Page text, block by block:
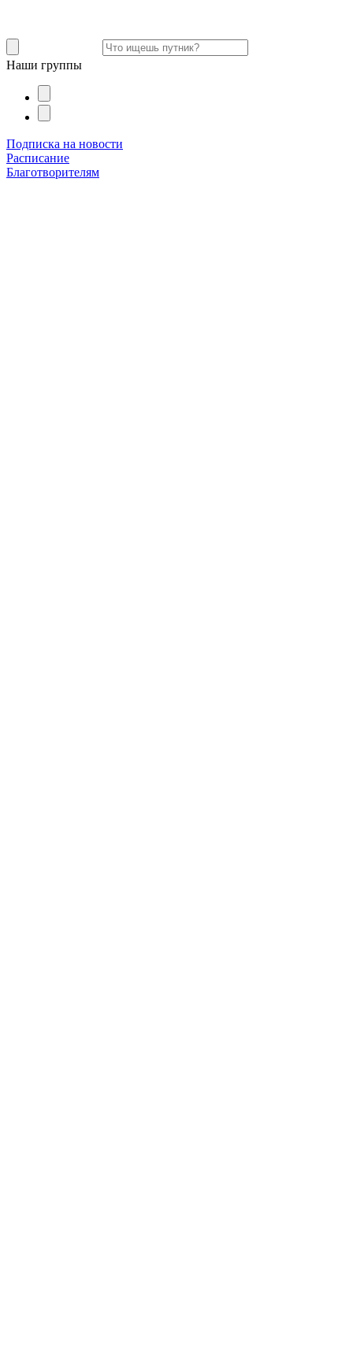
Наши группы
Подписка на новости
Расписание
Благотворителям